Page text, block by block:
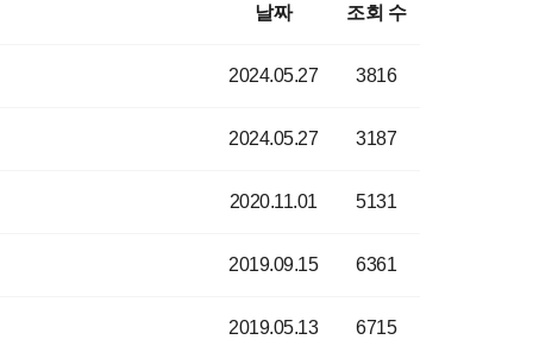
날짜 조회 수
2024.05.27 3816
2024.05.27 3187
2020.11.01 5131
2019.09.15 6361
2019.05.13 6715